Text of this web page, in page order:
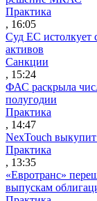
Практика
, 16:05
Суд ЕС истолкует
активов
Санкции
, 15:24
ФАС раскрыла
полугодии
Практика
, 14:47
NexTouch
Практика
, 13:35
«Евротранс»
выпускам